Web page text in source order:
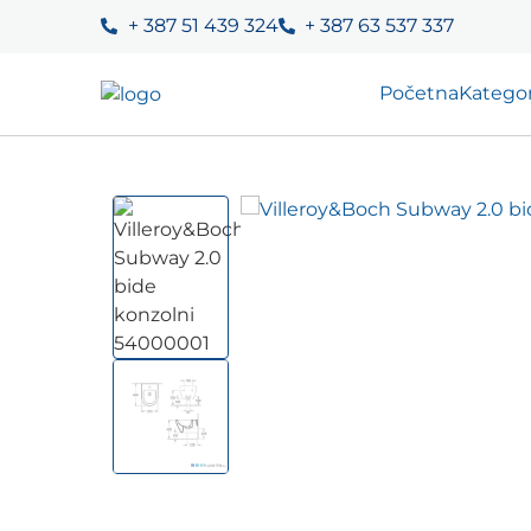
+ 387 51 439 324 + 387 63 537 337
Početna